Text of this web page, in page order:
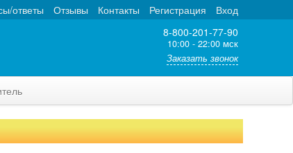
Вход
Регистрация
Контакты
Отзывы
ответы
8-800-201-77-90
10:00 - 22:00 мск
Заказать звонок